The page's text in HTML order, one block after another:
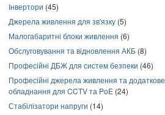
Інвертори (45)
Джерела живлення для зв'язку (5)
Малогабаритні блоки живлення (6)
Обслуговування та відновлення АКБ (8)
Професійні ДБЖ для систем безпеки (46)
Професійні джерела живлення та додаткове
обладнання для CCTV та PoE (24)
Стабілізатори напруги (14)